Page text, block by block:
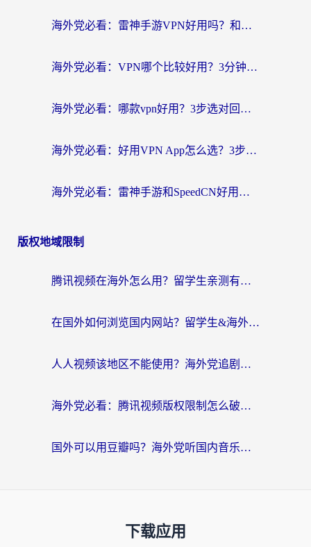
海外党必看：雷神手游VPN好用吗？和天速回国VPN对比哪个回国效果更好？附实用加速器选择指南
海外党必看：VPN哪个比较好用？3分钟找到适合你的回国加速方案
海外党必看：哪款vpn好用？3步选对回国加速器，无缝刷剧玩游戏
海外党必看：好用VPN App怎么选？3步教你无缝访问国内资源
海外党必看：雷神手游和SpeedCN好用吗？3招选对回国加速器无缝刷国内资源
版权地域限制
腾讯视频在海外怎么用？留学生亲测有效的回国加速器攻略
在国外如何浏览国内网站？留学生&海外华人的无缝访问指南
人人视频该地区不能使用？海外党追剧看片的终极解决方案来了
海外党必看：腾讯视频版权限制怎么破？3步让你轻松追剧
国外可以用豆瓣吗？海外党听国内音乐听书的实用指南
下载应用